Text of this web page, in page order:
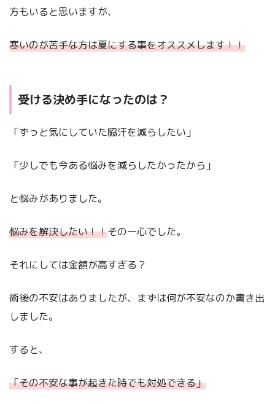
方もいると思いますが、
寒いのが苦手な方は夏にする事をオススメします！！
受ける決め手になったのは？
「ずっと気にしていた脇汗を減らしたい」
「少しでも今ある悩みを減らしたかったから」
と悩みがありました。
悩みを解決したい！！その一心でした。
それにしては金額が高すぎる？
術後の不安はありましたが、まずは何が不安なのか書き出
しました。
すると、
「その不安な事が起きた時でも対処できる」